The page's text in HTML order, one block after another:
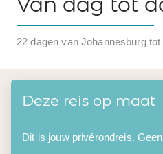
22 dagen van Johannesburg
Deze reis op maat
Dit is jouw privérondreis.